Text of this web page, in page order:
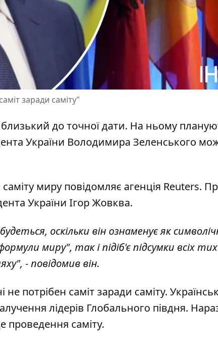
заради саміту"
до точної дати. На ньому
України Володимира Зеленського
миру повідомляє агенція Reuters.
України Ігор Жовква.
оскільки він ознаменує як
"формули миру", так і підіб'є підсумки всіх
- повідомив він.
не потрібен саміт заради саміту.
лідерів Глобального півдня.
проведення саміту.